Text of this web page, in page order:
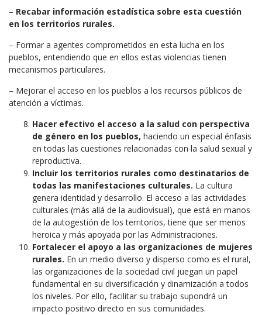
– Recabar información estadística sobre esta cuestión
en los territorios rurales.
– Formar a agentes comprometidos en esta lucha en los
pueblos, entendiendo que en ellos estas violencias tienen
mecanismos particulares.
– Mejorar el acceso en los pueblos a los recursos públicos de
atención a víctimas.
Hacer efectivo el acceso a la salud con perspectiva
de género en los pueblos, haciendo un especial énfasis
en todas las cuestiones relacionadas con la salud sexual y
reproductiva.
Incluir los territorios rurales como destinatarios de
todas las manifestaciones culturales. La cultura
genera identidad y desarrollo. El acceso a las actividades
culturales (más allá de la audiovisual), que está en manos
de la autogestión de los territorios, tiene que ser menos
heroica y más apoyada por las Administraciones.
Fortalecer el apoyo a las organizaciones de mujeres
rurales. En un medio diverso y disperso como es el rural,
las organizaciones de la sociedad civil juegan un papel
fundamental en su diversificación y dinamización a todos
los niveles. Por ello, facilitar su trabajo supondrá un
impacto positivo directo en sus comunidades.